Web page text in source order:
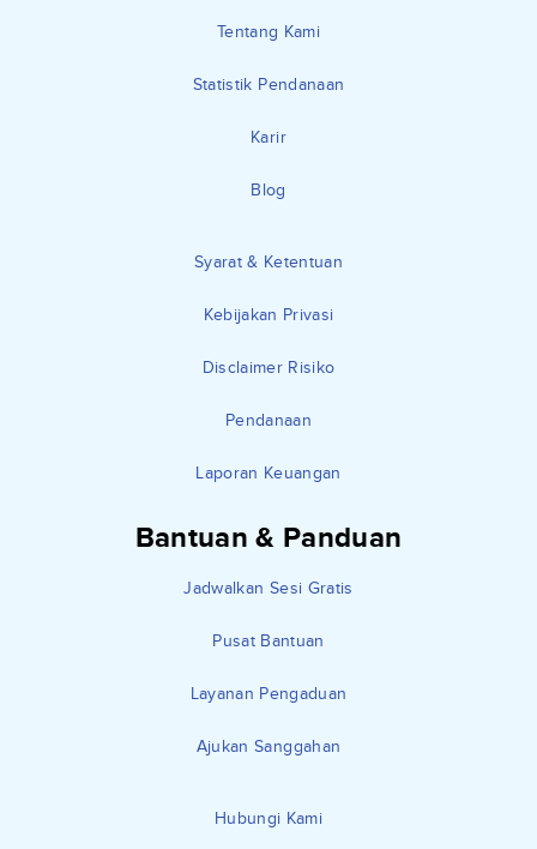
Tentang Kami
Statistik Pendanaan
Karir
Blog
Syarat & Ketentuan
Kebijakan Privasi
Disclaimer Risiko
Pendanaan
Laporan Keuangan
Bantuan & Panduan
Jadwalkan Sesi Gratis
Pusat Bantuan
Layanan Pengaduan
Ajukan Sanggahan
Hubungi Kami